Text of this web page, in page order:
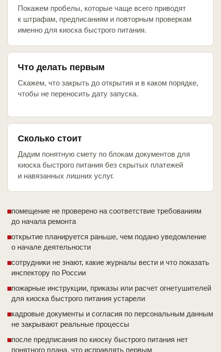
Покажем пробелы, которые чаще всего приводят
к штрафам, предписаниям и повторным проверкам
именно для киоска быстрого питания.
Что делать первым
Скажем, что закрыть до открытия и в каком порядке,
чтобы не переносить дату запуска.
Сколько стоит
Дадим понятную смету по блокам документов для
киоска быстрого питания без скрытых платежей
и навязанных лишних услуг.
помещение не проверено на соответствие требованиям
до начала ремонта
открытие планируется раньше, чем подано уведомление
о начале деятельности
сотрудники не знают, какие журналы вести и что показать
инспектору по России
пожарные инструкции, приказы или расчет огнетушителей
для киоска быстрого питания устарели
кадровые документы и согласия по персональным данным
не закрывают реальные процессы
после предписания по киоску быстрого питания нет
понятного плана, что исправлять первым